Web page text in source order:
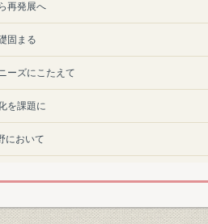
再発展へ
固まる
ーズにこたえて
を課題に
において